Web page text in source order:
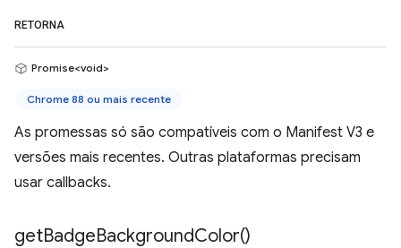
RETORNA
Promise<void>
Chrome 88 ou mais recente
As promessas só são compatíveis com o Manifest V3 e
versões mais recentes. Outras plataformas precisam
usar callbacks.
getBadgeBackgroundColor()